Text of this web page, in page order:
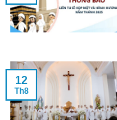
12
Th8